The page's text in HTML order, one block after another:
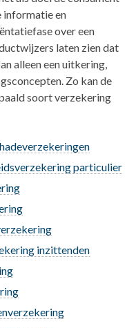
informatie en
over een
laten zien dat
alleen een uitkering,
Zo kan de
soort verzekering
particulier
inzittenden